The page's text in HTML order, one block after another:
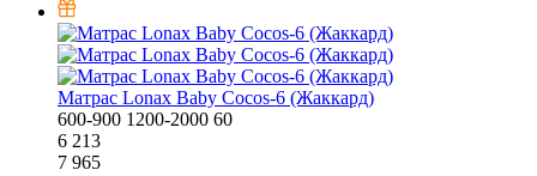
Матрас Lonax Baby Cocos-6 (Жаккард)
600-900 1200-2000 60
6 213
7 965